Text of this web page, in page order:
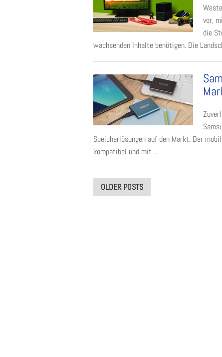
vor,
die
wachsenden Inhalte benötigen. Die
Speicherlösungen auf den Markt. Der
kompatibel und mit ...
Posts
navigation
OLDER POSTS